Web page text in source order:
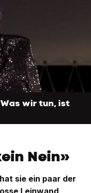
wir tun, ist
Nein»
sie ein paar der
Leinwand